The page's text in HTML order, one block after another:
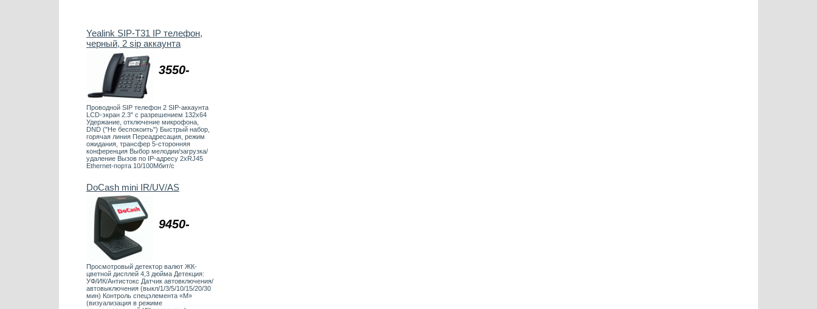
3550-
Yealink SIP-T31 IP телефон,
черный, 2 sip аккаунта
Проводной SIP телефон 2 SIP-аккаунта
LCD-экран 2.3" с разрешением 132х64
Удержание, отключение микрофона,
DND ("Не беспокоить") Быстрый набор,
горячая линия Переадресация, режим
ожидания, трансфер 5-сторонняя
конференция Выбор мелодии/загрузка/
удаление Вызов по IP-адресу 2хRJ45
Ethernet-порта 10/100Мбит/с
9450-
DoCash mini IR/UV/AS
Просмотровый детектор валют ЖК-
цветной дисплей 4,3 дюйма Детекция:
УФ/ИК/Антистокс Датчик автовключения/
автовыключения (выкл/1/3/5/10/15/20/30
мин) Контроль спецэлемента «М»
(визуализация в режиме